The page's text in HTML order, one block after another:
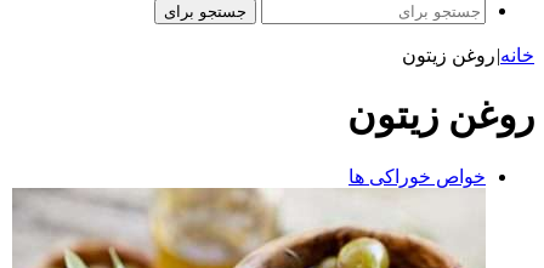
جستجو برای
خانه|روغن زیتون
روغن زیتون
خواص خوراکی ها